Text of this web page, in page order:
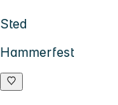
Sted
Hammerfest